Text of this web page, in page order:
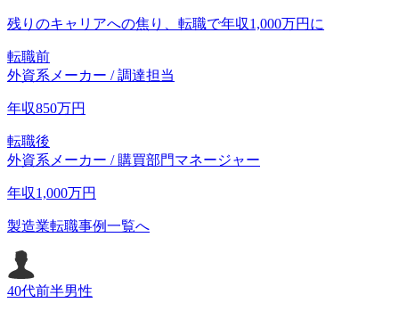
残りのキャリアへの焦り、転職で年収1,000万円に
転職前
外資系メーカー / 調達担当
年収850万円
転職後
外資系メーカー / 購買部門マネージャー
年収1,000万円
製造業転職事例一覧へ
40代前半男性